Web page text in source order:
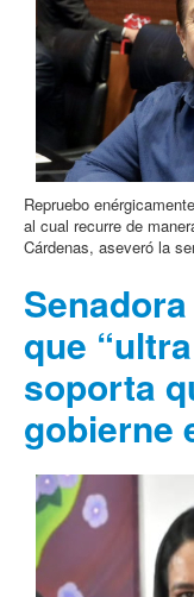
Repruebo
al cual recurre de
Cárdenas, aseveró la
que
soporta
gobierne